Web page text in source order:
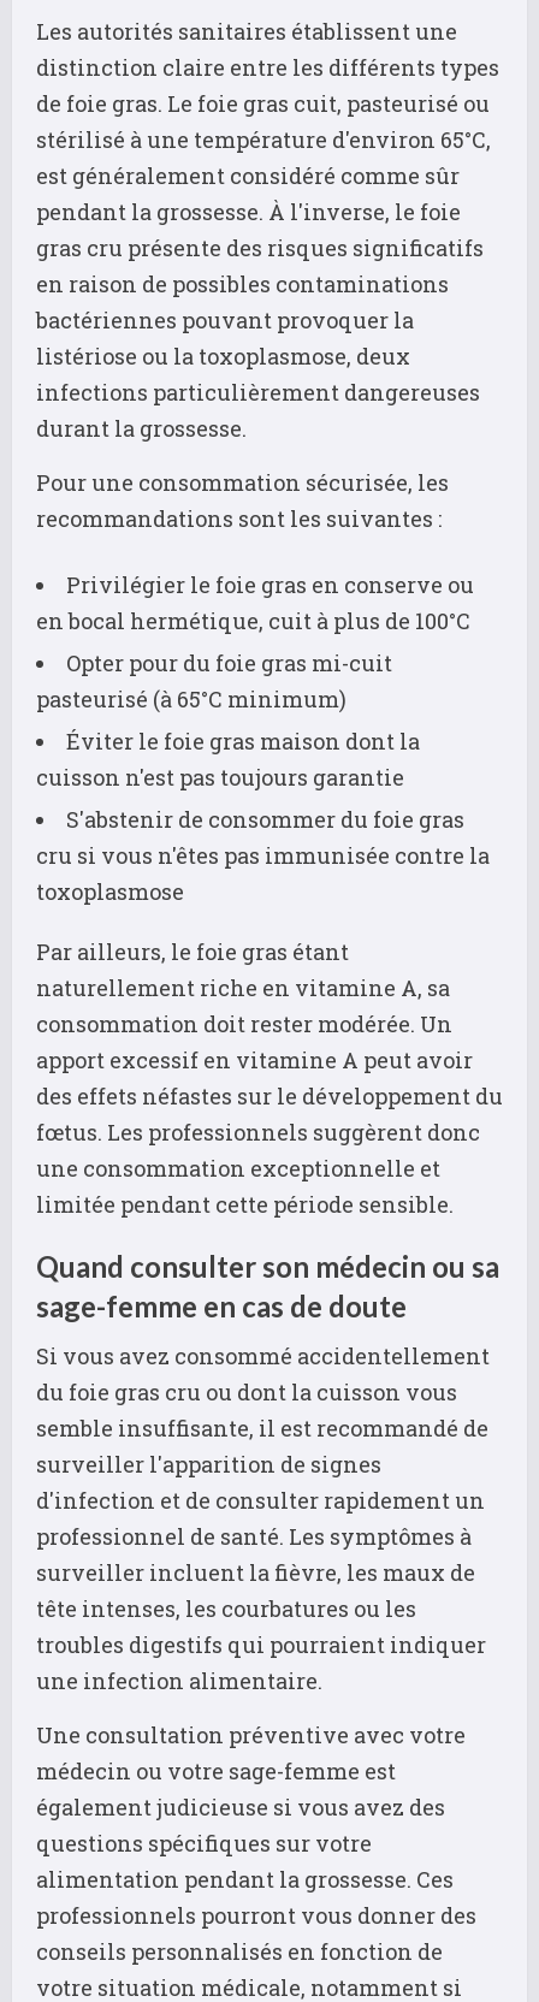
Les autorités sanitaires établissent une
distinction claire entre les différents types
de foie gras. Le foie gras cuit, pasteurisé ou
stérilisé à une température d'environ 65°C,
est généralement considéré comme sûr
pendant la grossesse. À l'inverse, le foie
gras cru présente des risques significatifs
en raison de possibles contaminations
bactériennes pouvant provoquer la
listériose ou la toxoplasmose, deux
infections particulièrement dangereuses
durant la grossesse.
Pour une consommation sécurisée, les
recommandations sont les suivantes :
Privilégier le foie gras en conserve ou
en bocal hermétique, cuit à plus de 100°C
Opter pour du foie gras mi-cuit
pasteurisé (à 65°C minimum)
Éviter le foie gras maison dont la
cuisson n'est pas toujours garantie
S'abstenir de consommer du foie gras
cru si vous n'êtes pas immunisée contre la
toxoplasmose
Par ailleurs, le foie gras étant
naturellement riche en vitamine A, sa
consommation doit rester modérée. Un
apport excessif en vitamine A peut avoir
des effets néfastes sur le développement du
fœtus. Les professionnels suggèrent donc
une consommation exceptionnelle et
limitée pendant cette période sensible.
Quand consulter son médecin ou sa
sage-femme en cas de doute
Si vous avez consommé accidentellement
du foie gras cru ou dont la cuisson vous
semble insuffisante, il est recommandé de
surveiller l'apparition de signes
d'infection et de consulter rapidement un
professionnel de santé. Les symptômes à
surveiller incluent la fièvre, les maux de
tête intenses, les courbatures ou les
troubles digestifs qui pourraient indiquer
une infection alimentaire.
Une consultation préventive avec votre
médecin ou votre sage-femme est
également judicieuse si vous avez des
questions spécifiques sur votre
alimentation pendant la grossesse. Ces
professionnels pourront vous donner des
conseils personnalisés en fonction de
votre situation médicale, notamment si